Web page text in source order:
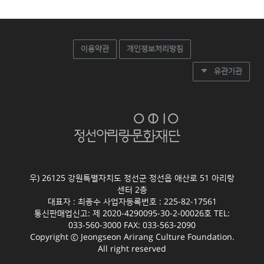
이용약관 개인정보처리방침
유관기관
우) 26125 강원특별자치도 정선군 정선읍 애산로 51 아리랑
센터 2층
대표자 : 최종수 사업자등록번호 : 225-82-17561
통신판매업신고: 제 2020-4290095-30-2-00026호 TEL:
033-560-3000 FAX: 033-563-2090
Copyright ⓒ Jeongseon Arirang Culture Foundation.
All right reserved